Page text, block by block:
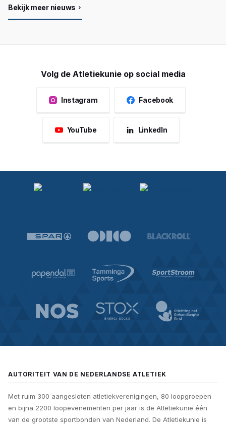
Bekijk meer nieuws
Volg de Atletiekunie op social media
Instagram Facebook
YouTube LinkedIn
AUTORITEIT VAN DE NEDERLANDSE ATLETIEK
Met ruim 300 aangesloten atletiekverenigingen, 80 loopgroepen
en bijna 2200 loopevenementen per jaar is de Atletiekunie één
van de grootste sportbonden van Nederland. De Atletiekunie is